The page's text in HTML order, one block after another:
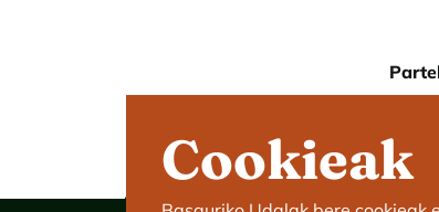
Cookieak